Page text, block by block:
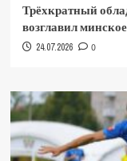
Трёхкратный
возглавил
24.07.2026 0